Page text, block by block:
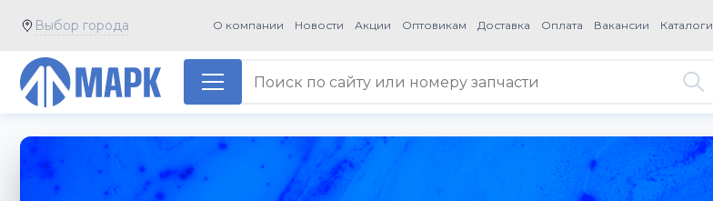
Выбор города О компании Новости Акции Оптовикам Доставка Оплата Вакансии Каталоги